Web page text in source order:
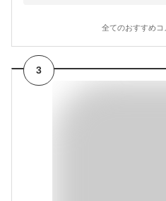
全てのおすすめコ
3